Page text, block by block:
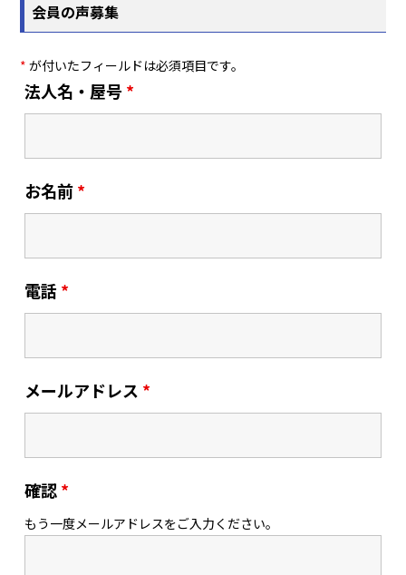
会員の声募集
* が付いたフィールドは必須項目です。
法人名・屋号 *
お名前*
電話 *
メールアドレス *
確認*
もう一度メールアドレスをご入力ください。